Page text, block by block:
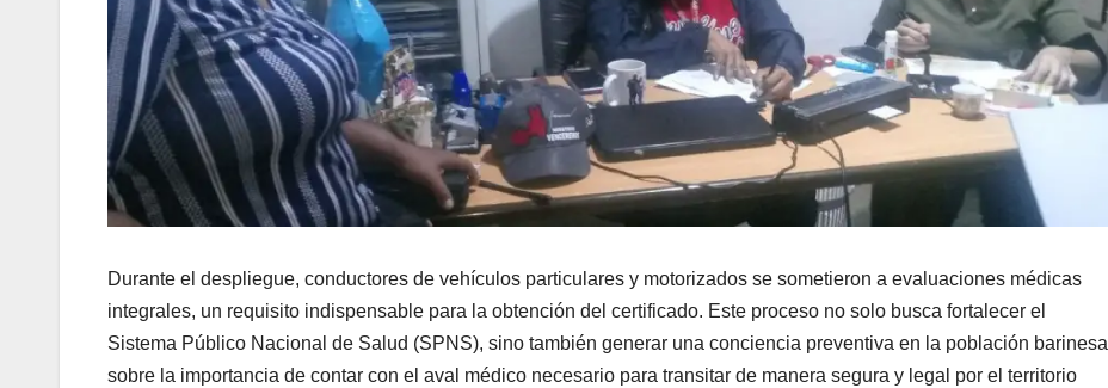
Durante el despliegue, conductores de vehículos particulares y motorizados se sometieron a evaluaciones médicas
integrales, un requisito indispensable para la obtención del certificado. Este proceso no solo busca fortalecer el
Sistema Público Nacional de Salud (SPNS), sino también generar una conciencia preventiva en la población barinesa
sobre la importancia de contar con el aval médico necesario para transitar de manera segura y legal por el territorio